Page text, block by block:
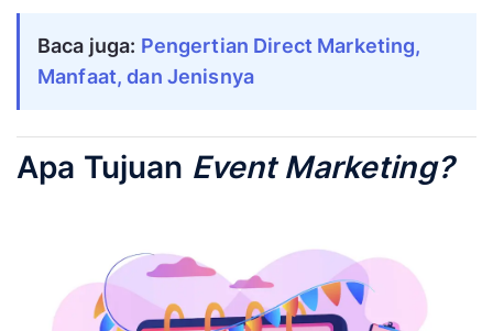
Baca juga: Pengertian Direct Marketing,
Manfaat, dan Jenisnya
Apa Tujuan Event Marketing?